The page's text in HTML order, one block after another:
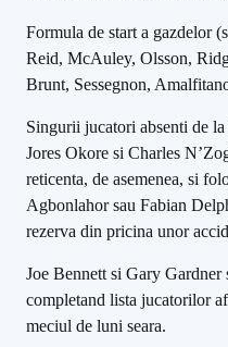
Formula de start a gazdelor
Reid, McAuley, Olsson,
Brunt, Sessegnon,
Singurii jucatori absenti de
Jores Okore si Charles
reticenta, de asemenea, si
Agbonlahor sau Fabian
rezerva din pricina unor
Joe Bennett si Gary
completand lista jucatorilor
meciul de luni seara.